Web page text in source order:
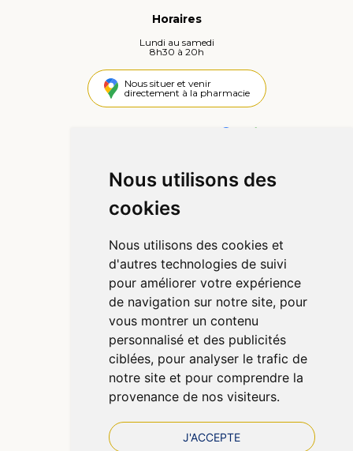
Nous utilisons des
cookies
Nous utilisons des cookies et
d'autres technologies de suivi
pour améliorer votre expérience
de navigation sur notre site, pour
vous montrer un contenu
personnalisé et des publicités
ciblées, pour analyser le trafic de
notre site et pour comprendre la
provenance de nos visiteurs.
J'ACCEPTE
Horaires
Lundi au samedi
8h30 à 20h
Nous situer et venir
directement à la pharmacie
Informations
Qui sommes-nous ?
Déclarer un effet indésirable
Mentions légales
CGV
Données personnelles
Cookies
Préférences Cookies